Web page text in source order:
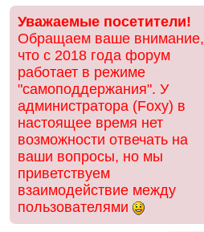
Уважаемые посетители!
Обращаем ваше внимание,
что с 2018 года форум
работает в режиме
"самоподдержания". У
администратора (Foxy) в
настоящее время нет
возможности отвечать на
ваши вопросы, но мы
приветствуем
взаимодействие между
пользователями